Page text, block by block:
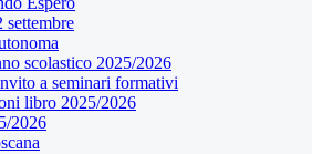
settembre
scolastico 2025/2026
a seminari formativi
libro 2025/2026
2026